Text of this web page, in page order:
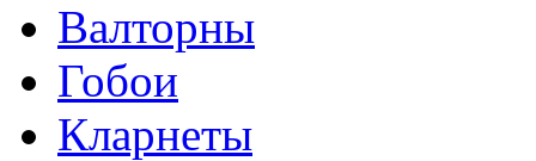
Валторны
Гобои
Кларнеты